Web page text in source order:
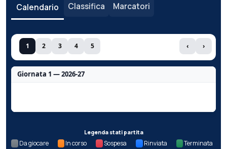
Calendario Classifica Marcatori
1 2 3 4 5 ‹ ›
Giornata 1 — 2026-27
Legenda stati partita
Da giocare In corso Sospesa Rinviata Terminata